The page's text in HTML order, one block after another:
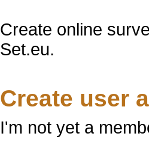
Create online
Set.eu.
Create user
I'm not yet a